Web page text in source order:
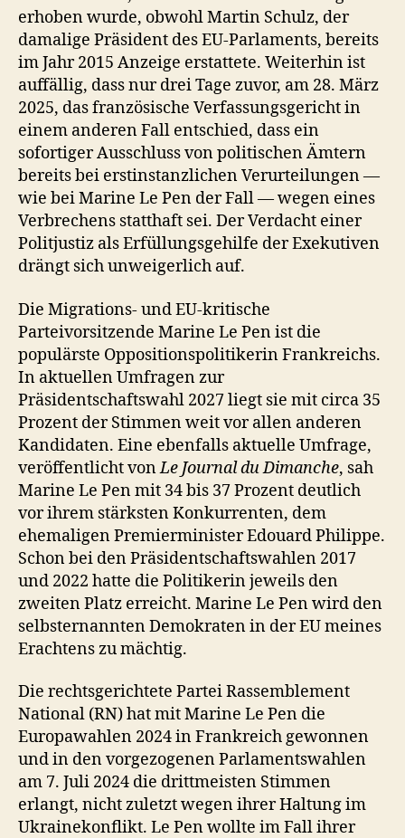
erhoben wurde, obwohl Martin Schulz, der
damalige Präsident des EU-Parlaments, bereits
im Jahr 2015 Anzeige erstattete. Weiterhin ist
auffällig, dass nur drei Tage zuvor, am 28. März
2025, das französische Verfassungsgericht in
einem anderen Fall entschied, dass ein
sofortiger Ausschluss von politischen Ämtern
bereits bei erstinstanzlichen Verurteilungen —
wie bei Marine Le Pen der Fall — wegen eines
Verbrechens statthaft sei. Der Verdacht einer
Politjustiz als Erfüllungsgehilfe der Exekutiven
drängt sich unweigerlich auf.
Die Migrations- und EU-kritische
Parteivorsitzende Marine Le Pen ist die
populärste Oppositionspolitikerin Frankreichs.
In aktuellen Umfragen zur
Präsidentschaftswahl 2027 liegt sie mit circa 35
Prozent der Stimmen weit vor allen anderen
Kandidaten. Eine ebenfalls aktuelle Umfrage,
veröffentlicht vonLe Journal du Dimanche, sah
Marine Le Pen mit 34 bis 37 Prozent deutlich
vor ihrem stärksten Konkurrenten, dem
ehemaligen Premierminister Edouard Philippe.
Schon bei den Präsidentschaftswahlen 2017
und 2022 hatte die Politikerin jeweils den
zweiten Platz erreicht. Marine Le Pen wird den
selbsternannten Demokraten in der EU meines
Erachtens zu mächtig.
Die rechtsgerichtete Partei Rassemblement
National (RN) hat mit Marine Le Pen die
Europawahlen 2024 in Frankreich gewonnen
und in den vorgezogenen Parlamentswahlen
am 7. Juli 2024 die drittmeisten Stimmen
erlangt, nicht zuletzt wegen ihrer Haltung im
Ukrainekonflikt. Le Pen wollte im Fall ihrer